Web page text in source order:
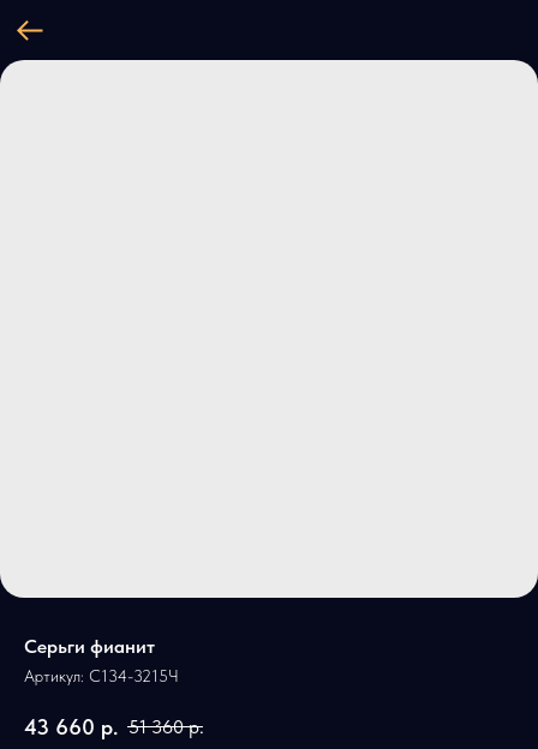
Серьги фианит
Артикул: С134-3215Ч
43 660 р. 51 360 р.